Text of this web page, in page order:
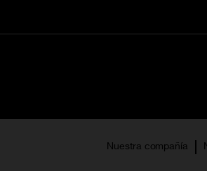
Nuestra compañía